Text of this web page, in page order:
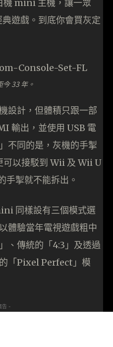
機 mini 主機，讓一眾
遊戲。到底你會買灰定
33 年。
設計，但體積只跟一部
輸出，並使用 USB 電
不同的是，灰機的手掣
可以接駁到 Wii 及 Wii U
掣就不能拆出。
同樣設有三個模式選
體驗當年電視遊戲粗中
、傳統的「4:3」及透過
「Pixel Perfect」模
告 -